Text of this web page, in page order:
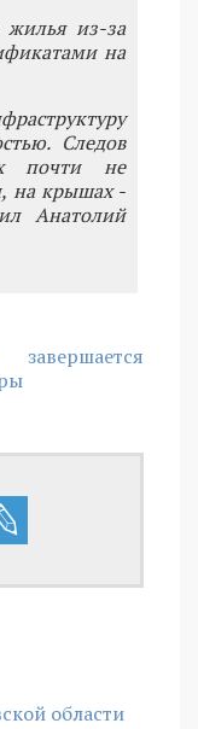
из-за
на
Следов
почти не
на крышах -
Анатолий
области